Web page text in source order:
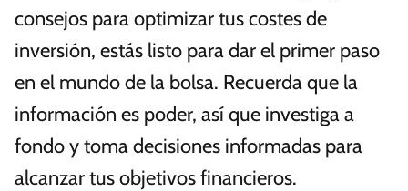
consejos para optimizar tus costes de
inversión, estás listo para dar el primer paso
en el mundo de la bolsa. Recuerda que la
información es poder, así que investiga a
fondo y toma decisiones informadas para
alcanzar tus objetivos financieros.